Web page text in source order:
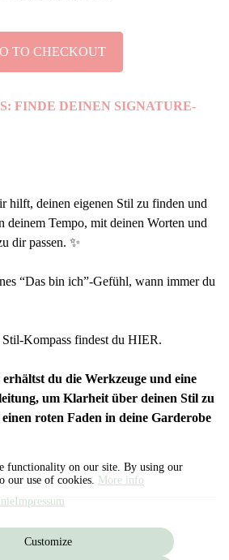
TO CHECKOUT
FINDE DEINEN SIGNATURE-
hilft, deinen eigenen Stil zu finden und
deinem Tempo, mit deinen Worten und
dir passen. ✨
“Das bin ich”-Gefühl, wann immer du
Kompass findest du HIER.
du die Werkzeuge und eine
um Klarheit über deinen Stil zu
roten Faden in deine Garderobe
functionality on our site. By using our
our use of cookies. More info
Impressum
Customize